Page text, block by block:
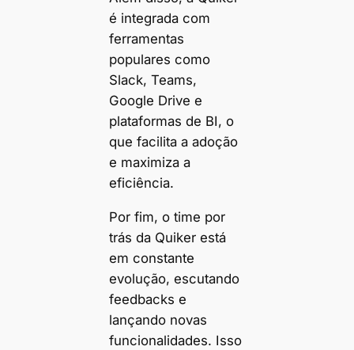
é integrada com
ferramentas
populares como
Slack, Teams,
Google Drive e
plataformas de BI, o
que facilita a adoção
e maximiza a
eficiência.
Por fim, o time por
trás da Quiker está
em constante
evolução, escutando
feedbacks e
lançando novas
funcionalidades. Isso